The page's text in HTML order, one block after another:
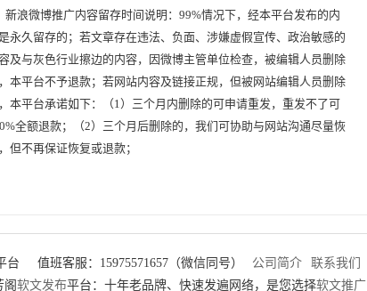
新浪微博推广内容留存时间说明：99%情况下，经本平台发布的内
永久留存的；若文章存在违法、负面、涉嫌虚假宣传、政治敏感的
及与灰色行业擦边的内容，因微博主管单位检查，被编辑人员删除
本平台不予退款；若网站内容及链接正规，但被网站编辑人员删除
本平台承诺如下：（1）三个月内删除的可申请重发，重发不了可
全额退款；（2）三个月后删除的，我们可协助与网站沟通尽量恢
但不再保证恢复或退款；
台 值班客服：15975571657（微信同号） 公司简介
联系我们
软文发布平台：十年老品牌、快速发遍网络，是您选择软文推广